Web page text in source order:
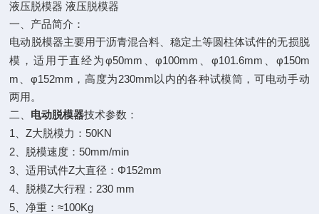
液压脱模器 液压脱模器
一、产品简介：
电动脱模器主要用于沥青混合料、稳定土等圆柱体试件的无损脱
模，适用于直经为φ50mm 、φ100mm φ101.6mm
φ150m
m
φ152mm ，高度为230mm以内的各种试模筒，可电动手动
两用。
二、 电动脱模器技术参数：
1 、Z大脱模力：50KN
2 、脱模速度：50mm/min
3 、适用试件Z大直径： Φ152mm
4 、脱模Z大行程： 230 mm
5 、净重：≈100Kg